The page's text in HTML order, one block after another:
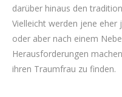
darüber hinaus den
Vielleicht werden jene
oder aber nach einem
Herausforderungen
ihren Traumfrau zu finden.